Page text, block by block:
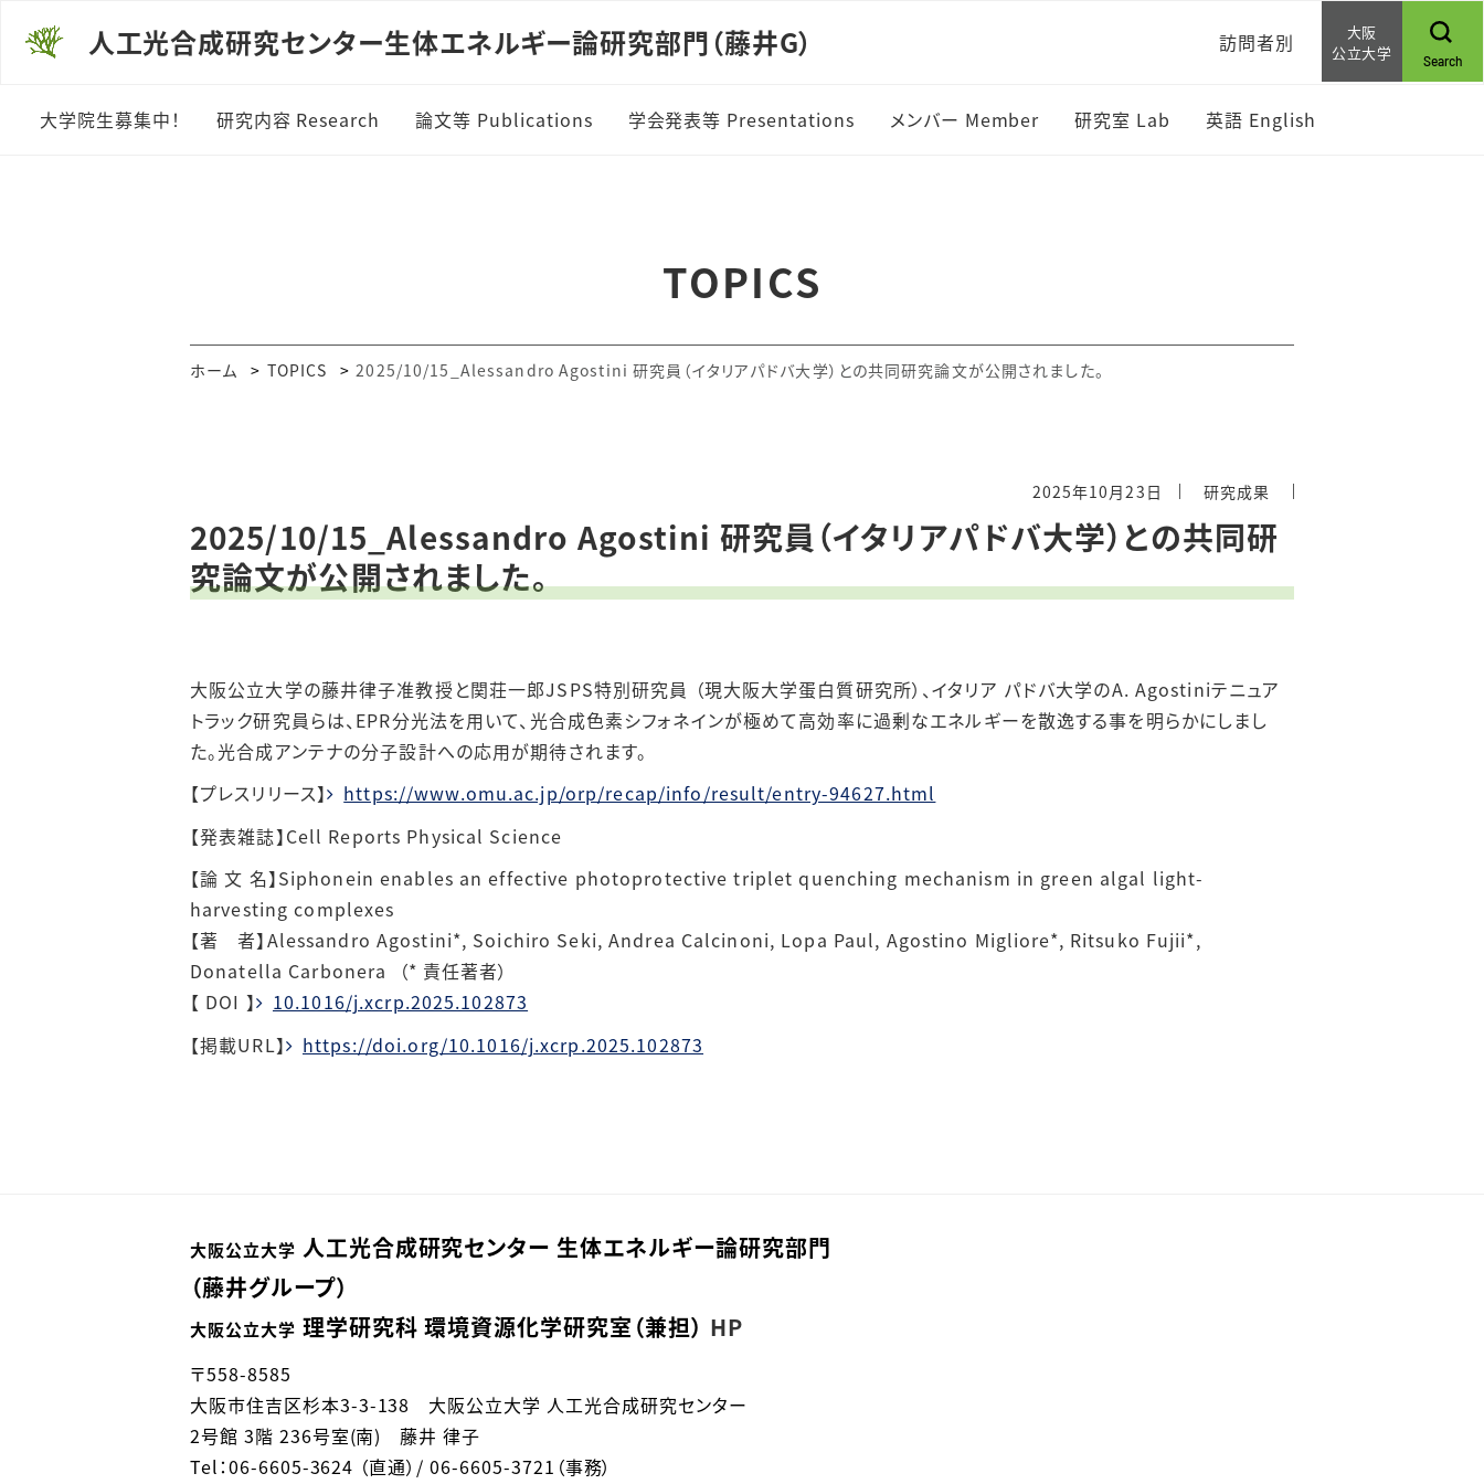
人工光合成研究センター生体エネルギー論研究部門（藤井G） 訪問者別
大阪
公立大学
Search
大学院生募集中！ 研究内容 Research 論文等 Publications 学会発表等 Presentations メンバー Member 研究室 Lab 英語 English
TOPICS
ホーム TOPICS 2025/10/15_Alessandro Agostini 研究員（イタリアパドバ大学）との共同研究論文が公開されました。
2025年10月23日 研究成果
2025/10/15_Alessandro Agostini 研究員（イタリアパドバ大学）との共同研
究論文が公開されました。
大阪公立大学の藤井律子准教授と関荘一郎JSPS特別研究員 （現大阪大学蛋白質研究所）、イタリア パドバ大学のA. Agostiniテニュア
トラック研究員らは、 EPR分光法を用いて、光合成色素シフォネインが極めて高効率に過剰なエネルギーを散逸する事を明らかにしまし
た。光合成アンテナの分子設計への応用が期待されます。
【プレスリリース】
https://www.omu.ac.jp/orp/recap/info/result/entry-94627.html
【発表雑誌】Cell Reports Physical Science
【論 文 名】Siphonein enables an effective photoprotective triplet quenching mechanism in green algal light-
harvesting complexes
【著 者】Alessandro Agostini*, Soichiro Seki, Andrea Calcinoni, Lopa Paul, Agostino Migliore*, Ritsuko Fujii*,
Donatella Carbonera
（* 責任著者）
【 DOI 】
10.1016/j.xcrp.2025.102873
【掲載URL】 https://doi.org/10.1016/j.xcrp.2025.102873
大阪公立大学 人工光合成研究センター 生体エネルギー論研究部門
（藤井グループ）
大阪公立大学 理学研究科 環境資源化学研究室（兼担） HP
〒558-8585
大阪市住吉区杉本3-3-138 大阪公立大学 人工光合成研究センター
2号館 3階 236号室(南) 藤井 律子
Tel：06-6605-3624 （直通）/ 06-6605-3721（事務）